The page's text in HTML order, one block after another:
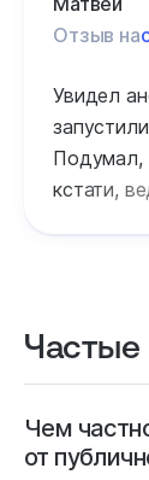
Отзыв на
Увидел
Подумал,
кстати,
начал
выбрать
и сборку
Чем
от